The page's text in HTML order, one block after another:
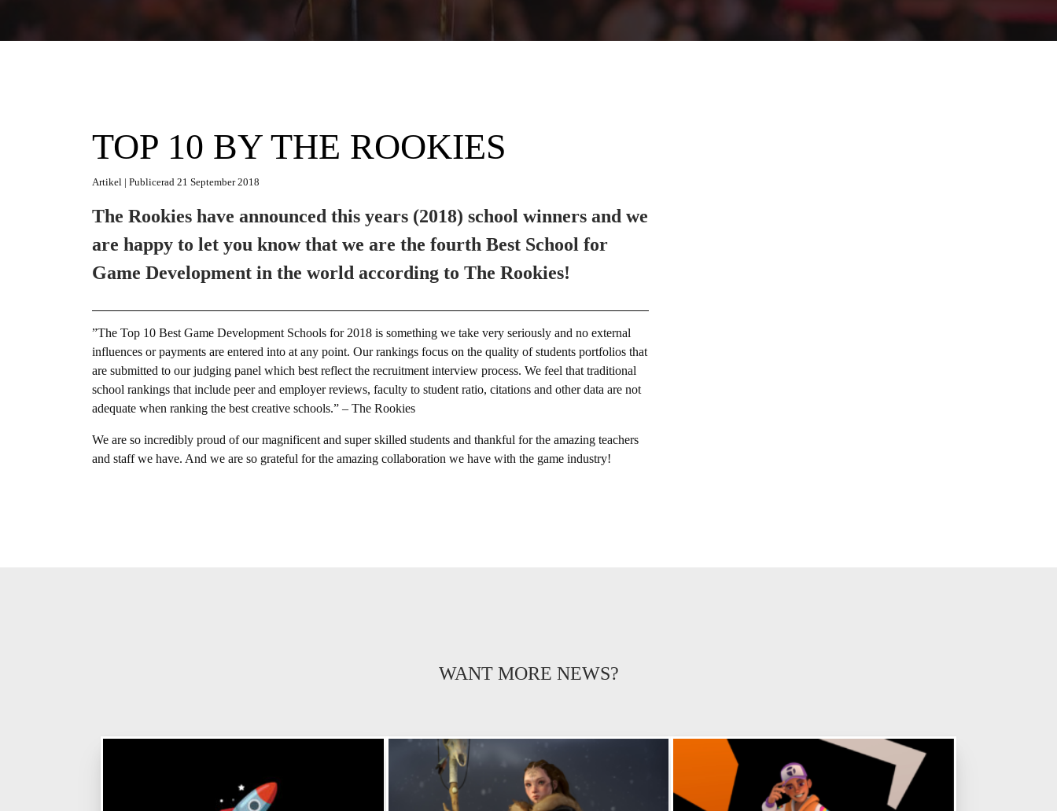
TOP 10 BY THE ROOKIES
Artikel | Publicerad 21 September 2018
The Rookies have announced this years (2018) school winners and we
are happy to let you know that we are the fourth Best School for
Game Development in the world according to The Rookies!
”The Top 10 Best Game Development Schools for 2018 is something we take very seriously and no external
influences or payments are entered into at any point. Our rankings focus on the quality of students portfolios that
are submitted to our judging panel which best reflect the recruitment interview process. We feel that traditional
school rankings that include peer and employer reviews, faculty to student ratio, citations and other data are not
adequate when ranking the best creative schools.” – The Rookies
We are so incredibly proud of our magnificent and super skilled students and thankful for the amazing teachers
and staff we have. And we are so grateful for the amazing collaboration we have with the game industry!
WANT MORE NEWS?